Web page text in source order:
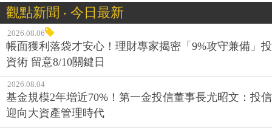
觀點新聞 ‧ 今日最新
2026.08.06
帳面獲利落袋才安心！理財專家揭密「9%攻守兼備」投
資術 留意8/10關鍵日
2026.08.04
基金規模2年增近70%！第一金投信董事長尤昭文：投信
迎向大資產管理時代